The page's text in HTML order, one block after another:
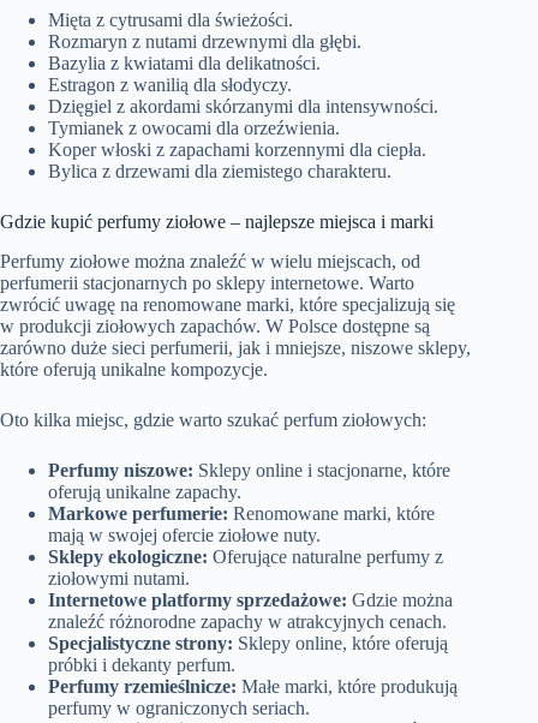
Mięta z cytrusami dla świeżości.
Rozmaryn z nutami drzewnymi dla głębi.
Bazylia z kwiatami dla delikatności.
Estragon z wanilią dla słodyczy.
Dzięgiel z akordami skórzanymi dla intensywności.
Tymianek z owocami dla orzeźwienia.
Koper włoski z zapachami korzennymi dla ciepła.
Bylica z drzewami dla ziemistego charakteru.
Gdzie kupić perfumy ziołowe – najlepsze miejsca i marki
Perfumy ziołowe można znaleźć w wielu miejscach, od
perfumerii stacjonarnych po sklepy internetowe. Warto
zwrócić uwagę na renomowane marki, które specjalizują się
w produkcji ziołowych zapachów. W Polsce dostępne są
zarówno duże sieci perfumerii, jak i mniejsze, niszowe sklepy,
które oferują unikalne kompozycje.
Oto kilka miejsc, gdzie warto szukać perfum ziołowych:
Perfumy niszowe: Sklepy online i stacjonarne, które
oferują unikalne zapachy.
Markowe perfumerie: Renomowane marki, które
mają w swojej ofercie ziołowe nuty.
Sklepy ekologiczne: Oferujące naturalne perfumy z
ziołowymi nutami.
Internetowe platformy sprzedażowe: Gdzie można
znaleźć różnorodne zapachy w atrakcyjnych cenach.
Specjalistyczne strony: Sklepy online, które oferują
próbki i dekanty perfum.
Perfumy rzemieślnicze: Małe marki, które produkują
perfumy w ograniczonych seriach.